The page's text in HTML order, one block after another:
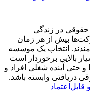
حقوقی در زندگی
بیش از هر زمان
انتخاب یک موسسه
بالایی برخوردار است
حتی آینده شغلی افراد و
دریافتی وابسته باشد.